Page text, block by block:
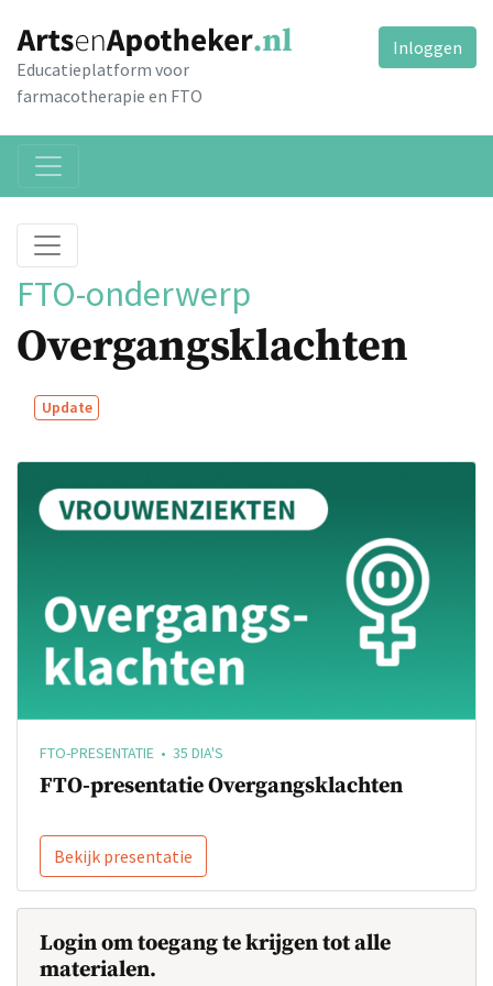
Educatieplatform voor
farmacotherapie en FTO
Inloggen
FTO-onderwerp
Overgangsklachten
Update
FTO-PRESENTATIE • 35 DIA'S
FTO-presentatie Overgangsklachten
Bekijk presentatie
Login om toegang te krijgen tot alle
materialen.